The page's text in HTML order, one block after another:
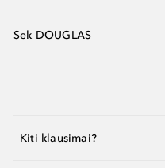
Sek DOUGLAS
Kiti klausimai?